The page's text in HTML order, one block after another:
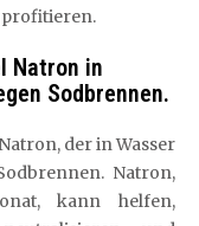
profitieren.
Natron in
Sodbrennen.
der in Wasser
Natron,
kann helfen,